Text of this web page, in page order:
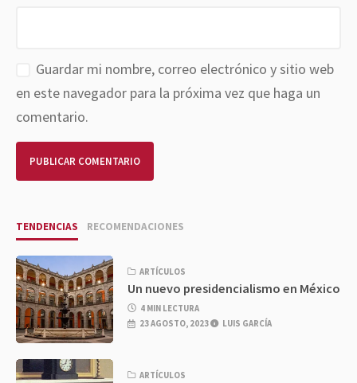
Guardar mi nombre, correo electrónico y sitio web
en este navegador para la próxima vez que haga un
comentario.
TENDENCIAS RECOMENDACIONES
ARTÍCULOS
Un nuevo presidencialismo en México
4 MIN LECTURA
23 AGOSTO, 2023
LUIS GARCÍA
ARTÍCULOS